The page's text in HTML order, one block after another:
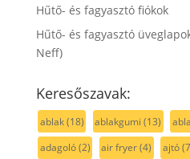
Hűtő- és fagyasztó fiókok
Hűtő- és fagyasztó
Neff)
Keresőszavak:
ablak(18) ablakgumi (13)
adagoló(2) air fryer(4) ajtó